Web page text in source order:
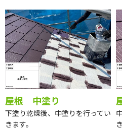
屋根 中塗り
下塗り乾燥後、中塗りを行ってい
きます。